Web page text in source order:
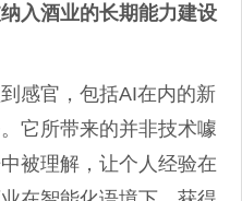
入酒业的长期能力建设
感官，包括AI在内的新
它所带来的并非技术噱
被理解，让个人经验在